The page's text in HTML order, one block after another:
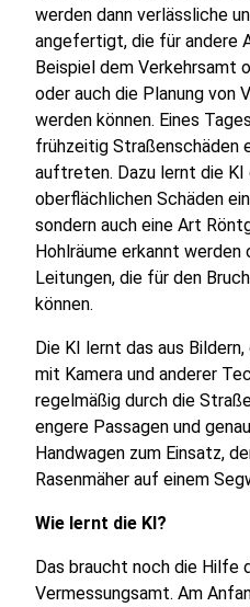
werden dann verlässliche
angefertigt, die für andere
Beispiel dem Verkehrsamt
oder auch die Planung von
werden können. Eines
frühzeitig Straßenschäden
auftreten. Dazu lernt die KI
oberflächlichen Schäden
sondern auch eine Art
Hohlräume erkannt werden
Leitungen, die für den
können.
Die KI lernt das aus
mit Kamera und anderer
regelmäßig durch die
engere Passagen und
Handwagen zum Einsatz,
Rasenmäher auf einem
Wie lernt die KI?
Das braucht noch die Hilfe
Vermessungsamt. Am